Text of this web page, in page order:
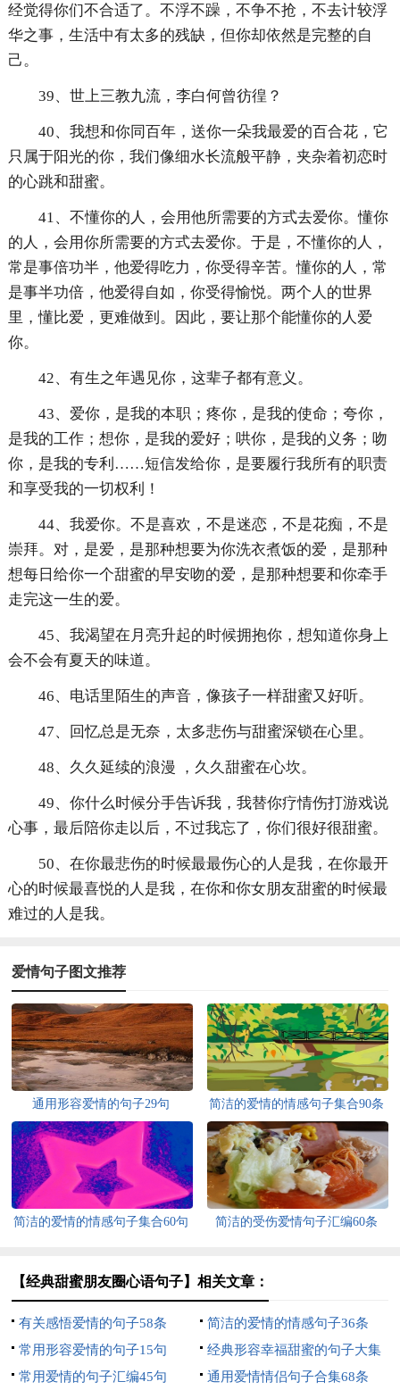
经觉得你们不合适了。不浮不躁，不争不抢，不去计较浮
华之事，生活中有太多的残缺，但你却依然是完整的自
己。
39、世上三教九流，李白何曾彷徨？
40、我想和你同百年，送你一朵我最爱的百合花，它
只属于阳光的你，我们像细水长流般平静，夹杂着初恋时
的心跳和甜蜜。
41、不懂你的人，会用他所需要的方式去爱你。懂你
的人，会用你所需要的方式去爱你。于是，不懂你的人，
常是事倍功半，他爱得吃力，你受得辛苦。懂你的人，常
是事半功倍，他爱得自如，你受得愉悦。两个人的世界
里，懂比爱，更难做到。因此，要让那个能懂你的人爱
你。
42、有生之年遇见你，这辈子都有意义。
43、爱你，是我的本职；疼你，是我的使命；夸你，
是我的工作；想你，是我的爱好；哄你，是我的义务；吻
你，是我的专利……短信发给你，是要履行我所有的职责
和享受我的一切权利！
44、我爱你。不是喜欢，不是迷恋，不是花痴，不是
崇拜。对，是爱，是那种想要为你洗衣煮饭的爱，是那种
想每日给你一个甜蜜的早安吻的爱，是那种想要和你牵手
走完这一生的爱。
45、我渴望在月亮升起的时候拥抱你，想知道你身上
会不会有夏天的味道。
46、电话里陌生的声音，像孩子一样甜蜜又好听。
47、回忆总是无奈，太多悲伤与甜蜜深锁在心里。
48、久久延续的浪漫 ，久久甜蜜在心坎。
49、你什么时候分手告诉我，我替你疗情伤打游戏说
心事，最后陪你走以后，不过我忘了，你们很好很甜蜜。
50、在你最悲伤的时候最最伤心的人是我，在你最开
心的时候最喜悦的人是我，在你和你女朋友甜蜜的时候最
难过的人是我。
爱情句子图文推荐
通用形容爱情的句子29句 简洁的爱情的情感句子集合90条
简洁的爱情的情感句子集合60句 简洁的受伤爱情句子汇编60条
【经典甜蜜朋友圈心语句子】相关文章：
有关感悟爱情的句子58条
简洁的爱情的情感句子36条
常用形容爱情的句子15句
经典形容幸福甜蜜的句子大集
合76句
常用爱情的句子汇编45句 通用爱情情侣句子合集68条